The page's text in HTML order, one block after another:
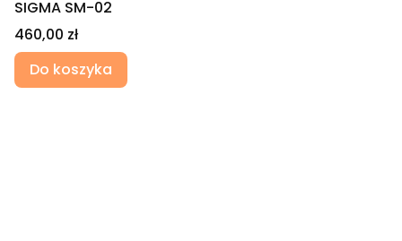
SIGMA SM-02
Cena
460,00 zł
Do koszyka